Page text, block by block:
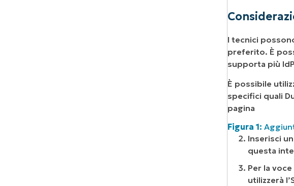
I tecnici
preferito. È
supporta più
È possibile
specifici quali
pagina
Figura 1:
Inserisci
questa
Per la voce
utilizzerà